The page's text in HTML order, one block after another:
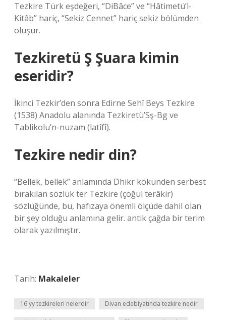
Tezkire Türk eşdeğeri, “DiBâce” ve “Hâtimetü’l-
Kitâb” hariç, “Sekiz Cennet” hariç sekiz bölümden
oluşur.
Tezkiretü Ş Şuara kimin
eseridir?
İkinci Tezkir’den sonra Edirne Sehî Beys Tezkire
(1538) Anadolu alanında Tezkiretü’Sş-Bg ve
Tablikolu’n-nuzam (latîfî).
Tezkire nedir din?
“Bellek, bellek” anlamında Dhikr kökünden serbest
bırakılan sözlük ter Tezkire (çoğul terâkir)
sözlüğünde, bu, hafızaya önemli ölçüde dahil olan
bir şey olduğu anlamına gelir. antik çağda bir terim
olarak yazılmıştır.
Tarih: Makaleler
16 yy tezkireleri nelerdir Divan edebiyatında tezkire nedir